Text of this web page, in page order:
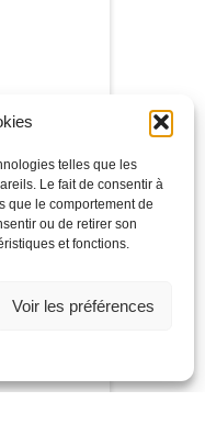
telles que les
Le fait de consentir à
que le comportement de
ou de retirer son
et fonctions.
Voir les préférences